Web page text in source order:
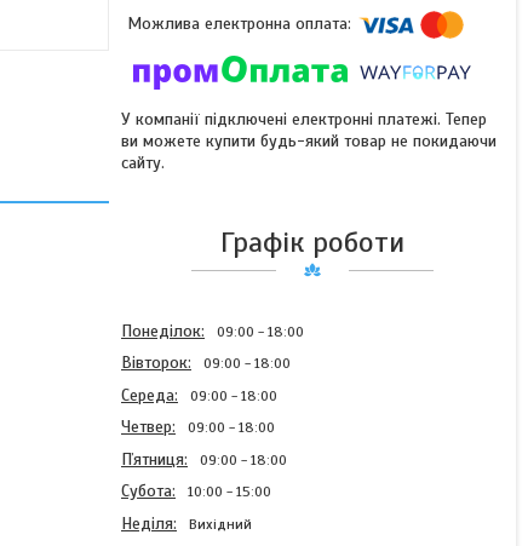
У компанії підключені електронні платежі. Тепер
ви можете купити будь-який товар не покидаючи
сайту.
Графік роботи
Понеділок 09:00 18:00
Вівторок 09:00 18:00
Середа 09:00 18:00
Четвер 09:00 18:00
Пʼятниця 09:00 18:00
Субота 10:00 15:00
Неділя Вихідний